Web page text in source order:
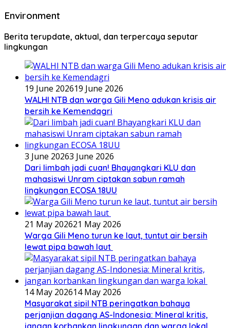
Environment
Berita terupdate, aktual, dan terpercaya seputar
lingkungan
19 June 202619 June 2026
WALHI NTB dan warga Gili Meno adukan krisis air
bersih ke Kemendagri
3 June 20263 June 2026
Dari limbah jadi cuan! Bhayangkari KLU dan
mahasiswi Unram ciptakan sabun ramah
lingkungan ECOSA 18UU
21 May 202621 May 2026
Warga Gili Meno turun ke laut, tuntut air bersih
lewat pipa bawah laut
14 May 202614 May 2026
Masyarakat sipil NTB peringatkan bahaya
perjanjian dagang AS-Indonesia: Mineral kritis,